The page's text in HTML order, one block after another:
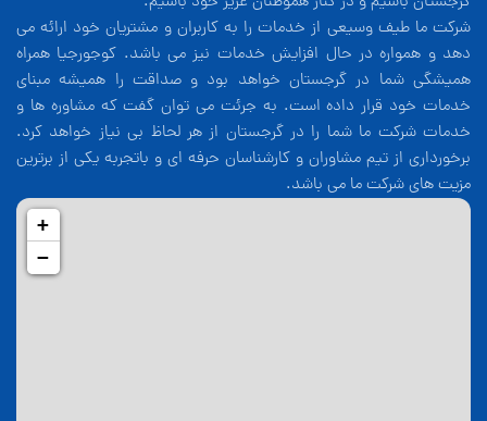
شرکت ما طیف وسیعی از خدمات را به کاربران و مشتریان خود ارائه می
دهد و همواره در حال افزایش خدمات نیز می باشد. کوجورجیا همراه
همیشگی شما در گرجستان خواهد بود و صداقت را همیشه مبنای
خدمات خود قرار داده است. به جرئت می توان گفت که مشاوره ها و
خدمات شرکت ما شما را در گرجستان از هر لحاظ بی نیاز خواهد کرد.
برخورداری از تیم مشاوران و کارشناسان حرفه ای و باتجربه یکی از برترین
مزیت های شرکت ما می باشد.
+
−